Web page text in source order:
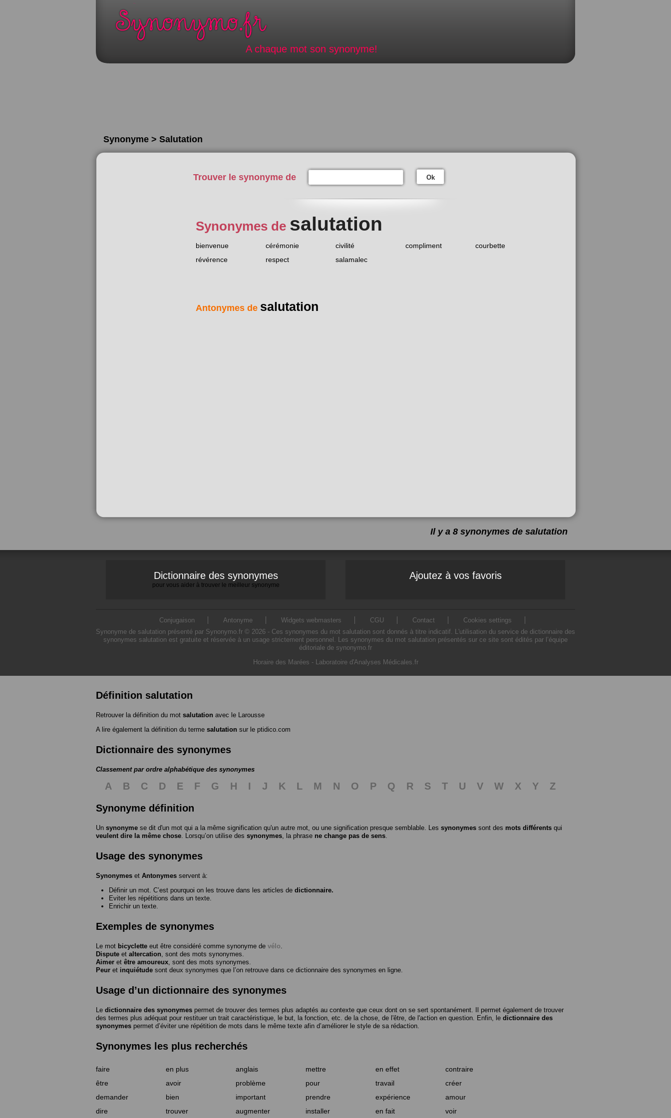
A chaque mot son synonyme!
Synonyme > Salutation
Trouver le synonyme de Ok
Synonymes de salutation
bienvenue cérémonie civilité compliment
courbette
révérence
respect salamalec
Antonymes de salutation
Il y a 8 synonymes de salutation
Dictionnaire des synonymes
pour vous aider à trouver le meilleur synonyme
Ajoutez à vos favoris
Conjugaison Antonyme Widgets webmasters CGU Contact
Cookies settings
Synonyme de salutation présenté par Synonymo.fr © 2026 - Ces synonymes du mot salutation sont donnés à titre indicatif. L'utilisation du service de dictionnaire des
synonymes salutation est gratuite et réservée à un usage strictement personnel. Les synonymes du mot salutation présentés sur ce site sont édités par l’équipe
éditoriale de synonymo.fr
Horaire des Marées - Laboratoire d'Analyses Médicales.fr
Définition salutation
Retrouver la définition du mot salutation avec le Larousse
A lire également la définition du terme salutation sur le ptidico.com
Dictionnaire des synonymes
Classement par ordre alphabétique des synonymes
A B C D E F G H I J K L M N O P Q R S T U V W X Y
Z
Synonyme définition
Un synonyme se dit d'un mot qui a la même signification qu'un autre mot, ou une signification presque semblable. Les synonymes sont des mots différents qui
veulent dire la même chose . Lorsqu’on utilise des synonymes , la phrase ne change pas de sens
Usage des synonymes
Synonymes et Antonymes servent à:
Définir un mot. C’est pourquoi on les trouve dans les articles de dictionnaire.
Eviter les répétitions dans un texte.
Enrichir un texte.
Exemples de synonymes
Le mot bicyclette eut être considéré comme synonyme de vélo
Dispute et altercation , sont des mots synonymes.
Aimer et être amoureux , sont des mots synonymes.
Peur et inquiétude sont deux synonymes que l’on retrouve dans ce dictionnaire des synonymes en ligne.
Usage d’un dictionnaire des synonymes
Le dictionnaire des synonymes permet de trouver des termes plus adaptés au contexte que ceux dont on se sert spontanément. Il permet également de trouver
des termes plus adéquat pour restituer un trait caractéristique, le but, la fonction, etc. de la chose, de l'être, de l'action en question. Enfin, le dictionnaire des
synonymes permet d’éviter une répétition de mots dans le même texte afin d’améliorer le style de sa rédaction.
Synonymes les plus recherchés
faire en plus anglais mettre en effet
contraire
être
avoir problème pour travail
créer
demander
bien important prendre expérience
amour
dire
trouver augmenter installer en fait voir